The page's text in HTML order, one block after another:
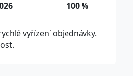
100 %
vyřízení objednávky.